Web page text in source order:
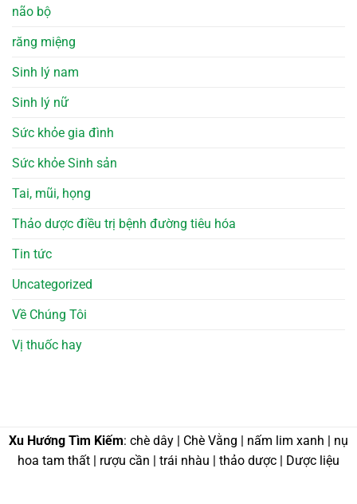
não bộ
răng miệng
Sinh lý nam
Sinh lý nữ
Sức khỏe gia đình
Sức khỏe Sinh sản
Tai, mũi, họng
Thảo dược điều trị bệnh đường tiêu hóa
Tin tức
Uncategorized
Về Chúng Tôi
Vị thuốc hay
Xu Hướng Tìm Kiếm: chè dây | Chè Vằng | nấm lim xanh | nụ
hoa tam thất | rượu cần | trái nhàu | thảo dược | Dược liệu